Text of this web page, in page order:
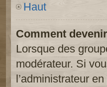
Haut
Comment
Lorsque des
modérateur. Si
l’administrateur